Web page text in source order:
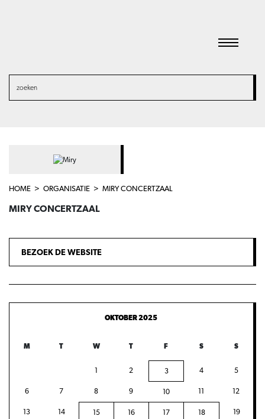
HOME ORGANISATIE MIRY CONCERTZAAL
MIRY CONCERTZAAL
BEZOEK DE WEBSITE
OKTOBER 2025
M T W T F S S
1 2 3 4 5
6 7 8 9 10 11 12
13 14 15 16 17 18 19